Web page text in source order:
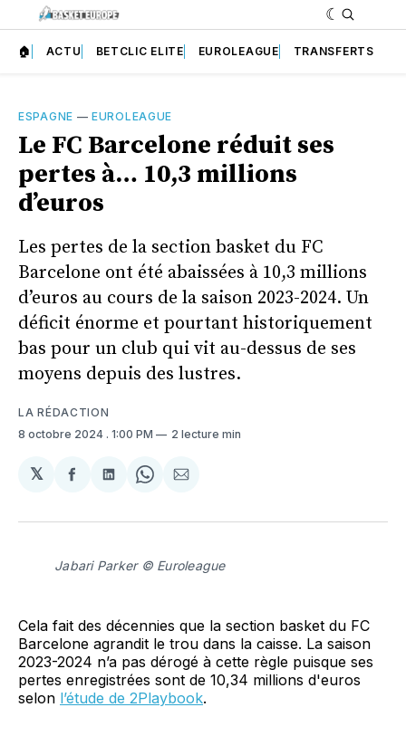
🏠 ACTU BETCLIC ELITE EUROLEAGUE TRANSFERTS
ESPAGNE —EUROLEAGUE
Le FC Barcelone réduit ses
pertes à… 10,3 millions
d’euros
Les pertes de la section basket du FC
Barcelone ont été abaissées à 10,3 millions
d’euros au cours de la saison 2023-2024. Un
déficit énorme et pourtant historiquement
bas pour un club qui vit au-dessus de ses
moyens depuis des lustres.
LA RÉDACTION
8 octobre 2024 . 1:00 PM 2 lecture min
𝕏
Partager
Facebook
Partager
LinkedIn
Share
WhatsApp
Partager
Courriel
Jabari Parker © Euroleague
Cela fait des décennies que la section basket du FC
Barcelone agrandit le trou dans la caisse. La saison
2023-2024 n’a pas dérogé à cette règle puisque ses
pertes enregistrées sont de 10,34 millions d'euros
selon l’étude de 2Playbook.